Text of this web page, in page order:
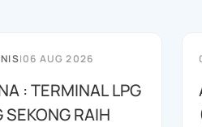
|06 AUG 2026
: TERMINAL LPG
RAIH